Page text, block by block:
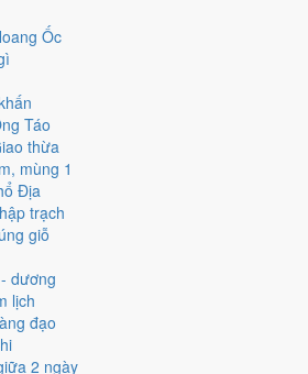
Ốc
Táo
thừa
mùng 1
Địa
trạch
giỗ
dương
lịch
đạo
2 ngày
, thấp nhất là
biến động) nhưng gặp Sao Thanh Long
chênh nhau như bảng dưới.
nay ở
hàng
hàng hôm nay ở
ước